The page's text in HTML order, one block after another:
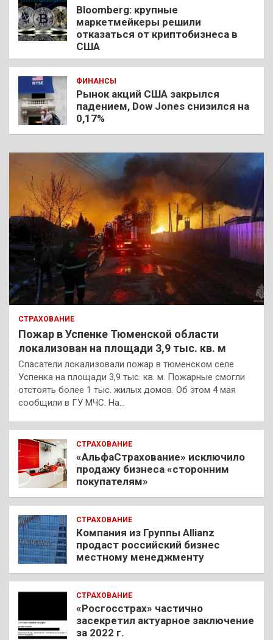
Bloomberg: крупные
маркетмейкеры решили
отказаться от криптобизнеса в
США
ФИНАНСЫ
Рынок акций США закрылся
падением, Dow Jones снизился на
0,17%
СТРАХОВАНИЕ
Пожар в Успенке Тюменской области
локализован на площади 3,9 тыс. кв. м
Спасатели локализовали пожар в тюменском селе
Успенка на площади 3,9 тыс. кв. м. Пожарные смогли
отстоять более 1 тыс. жилых домов. Об этом 4 мая
сообщили в ГУ МЧС. На…
СТРАХОВАНИЕ
«АльфаСтрахование» исключило
продажу бизнеса «сторонним
покупателям»
СТРАХОВАНИЕ
Компания из Группы Allianz
продаст российский бизнес
местному менеджменту
СТРАХОВАНИЕ
«Росгосстрах» частично
засекретил актуарное заключение
за 2022 г.